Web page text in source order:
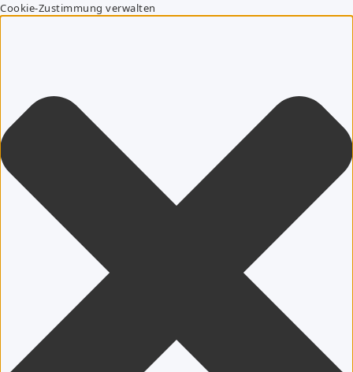
Cookie-Zustimmung verwalten